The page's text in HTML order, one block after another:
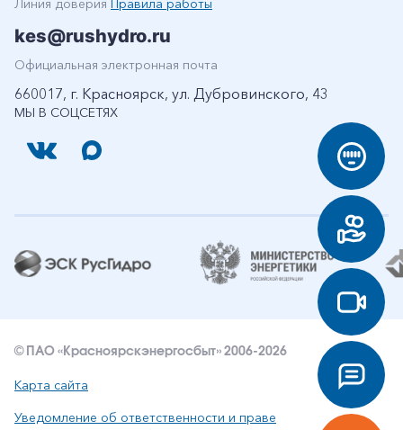
МЫ В СОЦСЕТЯХ
Линия доверия Правила работы
kes@rushydro.ru
Официальная электронная почта
660017, г. Красноярск, ул. Дубровинского, 43
© ПАО «Красноярскэнергосбыт» 2006-2026
Карта сайта
Уведомление об ответственности и праве